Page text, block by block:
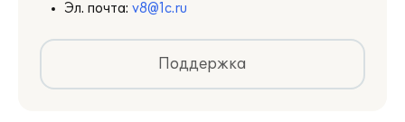
Эл. почта: v8@1c.ru
Поддержка